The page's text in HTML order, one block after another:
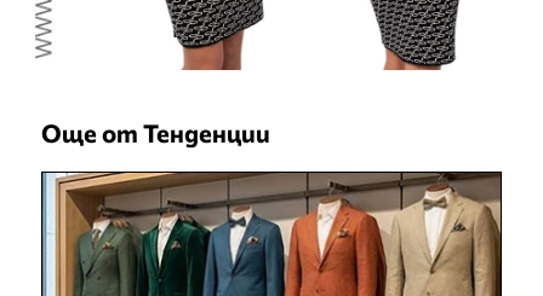
Още от Тенденции